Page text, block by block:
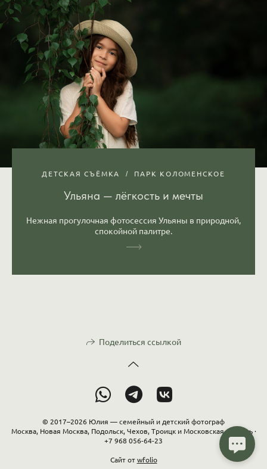
ДЕТСКАЯ СЪЁМКА ПАРК КОЛОМЕНСКОЕ
Ульяна — лёгкость и мечты
Нежная прогулочная фотосессия Ульяны в природной,
спокойной палитре.
Поделиться ссылкой
© 2017–2026 Юлия — семейный и детский фотограф
Москва, Новая Москва, Подольск, Чехов, Троицк и Московская область ·
+7 968 056-64-23
Сайт отwfolio